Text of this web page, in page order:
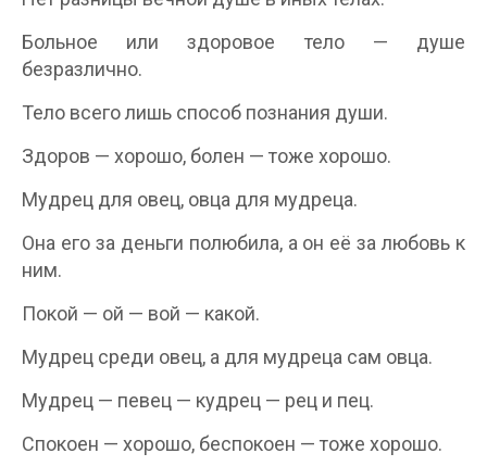
Больное или здоровое тело — душе
безразлично.
Тело всего лишь способ познания души.
Здоров — хорошо, болен — тоже хорошо.
Мудрец для овец, овца для мудреца.
Она его за деньги полюбила, а он её за любовь к
ним.
Покой — ой — вой — какой.
Мудрец среди овец, а для мудреца сам овца.
Мудрец — певец — кудрец — рец и пец.
Спокоен — хорошо, беспокоен — тоже хорошо.